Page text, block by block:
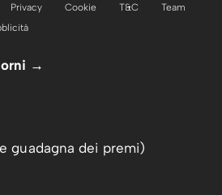
Privacy Cookie T&C
Team
→
guadagna dei premi)